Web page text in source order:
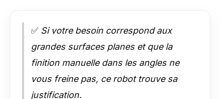
✅ Si votre besoin correspond aux
grandes surfaces planes et que la
finition manuelle dans les angles ne
vous freine pas, ce robot trouve sa
justification.